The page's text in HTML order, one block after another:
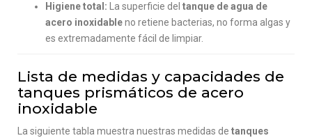
Higiene total: La superficie del tanque de agua de
acero inoxidableno retiene bacterias, no forma algas y
es extremadamente fácil de limpiar.
Lista de medidas y capacidades de
tanques prismáticos de acero
inoxidable
La siguiente tabla muestra nuestras medidas de tanques